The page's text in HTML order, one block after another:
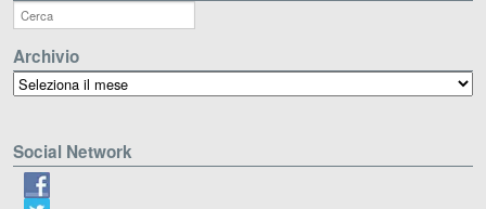
Archivio
Archivio
Social Network